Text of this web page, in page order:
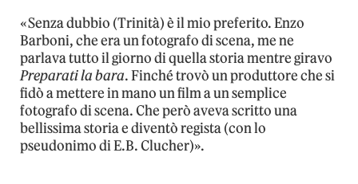
«Senza dubbio (Trinità) è il mio preferito. Enzo
Barboni, che era un fotografo di scena, me ne
parlava tutto il giorno di quella storia mentre giravo
Preparati la bara. Finché trovò un produttore che si
fidò a mettere in mano un film a un semplice
fotografo di scena. Che però aveva scritto una
bellissima storia e diventò regista (con lo
pseudonimo di E.B. Clucher)».